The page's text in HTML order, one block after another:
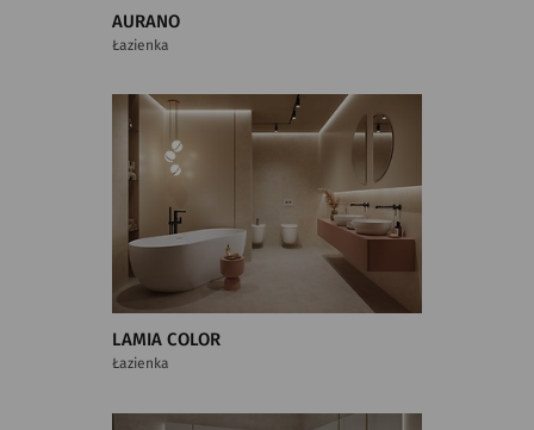
AURANO
Łazienka
LAMIA COLOR
Łazienka